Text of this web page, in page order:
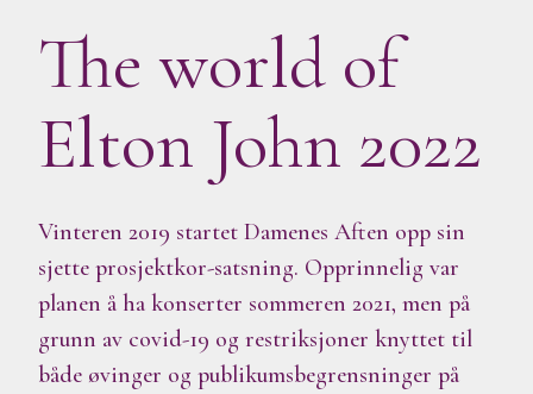
The world of
Elton John 2022
Vinteren 2019 startet Damenes Aften opp sin
sjette prosjektkor-satsning. Opprinnelig var
planen å ha konserter sommeren 2021, men på
grunn av covid-19 og restriksjoner knyttet til
både øvinger og publikumsbegrensninger på